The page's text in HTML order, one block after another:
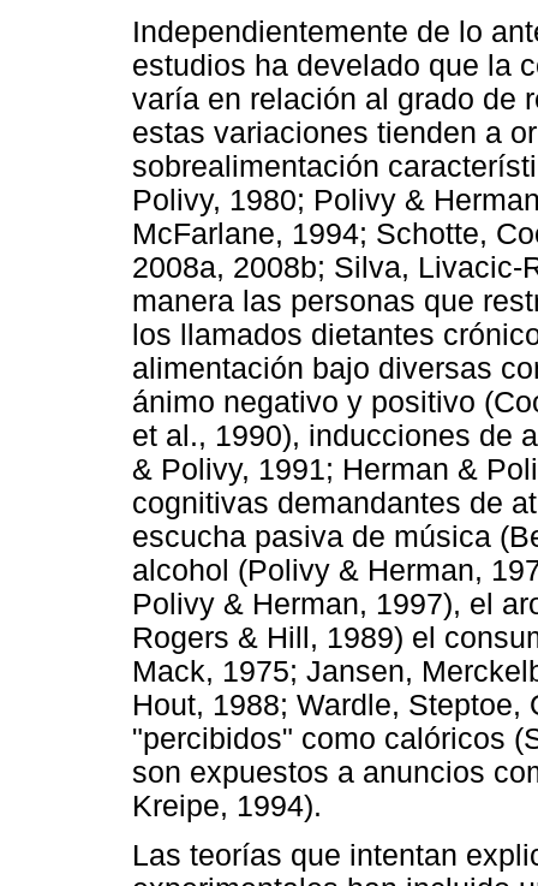
Independientemente de lo
estudios ha develado que la
varía en relación al grado de
estas variaciones tienden a
sobrealimentación
Polivy, 1980; Polivy &
McFarlane, 1994; Schotte,
2008a, 2008b; Silva, Livacic-
manera las personas que
los llamados dietantes
alimentación bajo diversas
ánimo negativo y positivo
et al., 1990), inducciones de
& Polivy, 1991; Herman &
cognitivas demandantes de
escucha pasiva de música
alcohol (Polivy & Herman,
Polivy & Herman, 1997), el
Rogers & Hill, 1989) el
Mack, 1975; Jansen,
Hout, 1988; Wardle,
"percibidos" como calóricos
son expuestos a anuncios
Kreipe, 1994).
Las teorías que intentan